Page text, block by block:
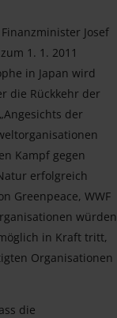
Josef
1. 1. 2011
in Japan wird
die Rückkehr der
der
Kampf gegen
erfolgreich
Greenpeace, WWF
würden
in Kraft tritt,
Organisationen
die